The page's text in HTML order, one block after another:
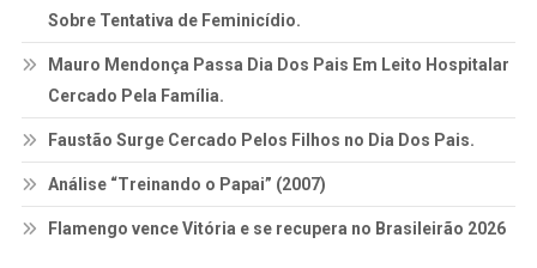
Sobre Tentativa de Feminicídio.
Mauro Mendonça Passa Dia Dos Pais Em Leito Hospitalar
Cercado Pela Família.
Faustão Surge Cercado Pelos Filhos no Dia Dos Pais.
Análise “Treinando o Papai” (2007)
Flamengo vence Vitória e se recupera no Brasileirão 2026